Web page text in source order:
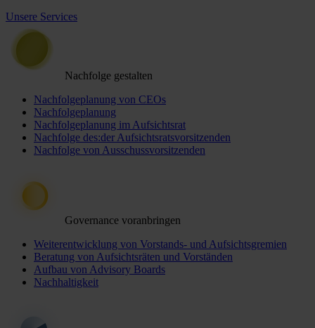
Unsere Services
Nachfolge gestalten
Nachfolgeplanung von CEOs
Nachfolgeplanung
Nachfolgeplanung im Aufsichtsrat
Nachfolge des:der Aufsichtsratsvorsitzenden
Nachfolge von Ausschussvorsitzenden
Governance voranbringen
Weiterentwicklung von Vorstands- und Aufsichtsgremien
Beratung von Aufsichtsräten und Vorständen
Aufbau von Advisory Boards
Nachhaltigkeit